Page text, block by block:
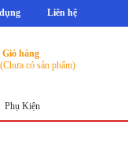
Liên hệ
Giỏ hàng
(Chưa có sản phẩm)
Kiện cột cờ 6m inox 304 bóng